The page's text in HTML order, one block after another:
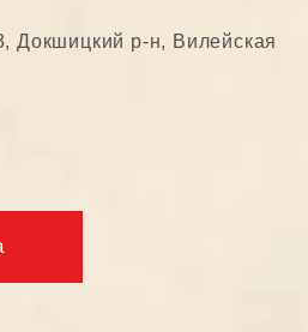
Докшицкий р-н, Вилейская